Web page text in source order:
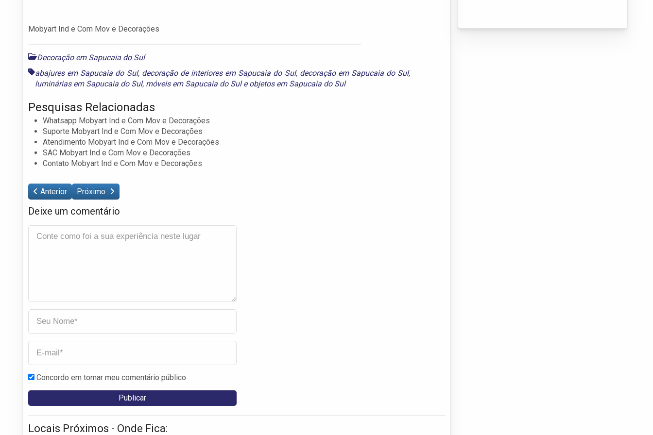
Mobyart Ind e Com Mov e Decorações
Decoração em Sapucaia do Sul
abajures em Sapucaia do Sul, decoração de interiores em Sapucaia do Sul, decoração em Sapucaia do Sul,
luminárias em Sapucaia do Sul, móveis em Sapucaia do Suleobjetos em Sapucaia do Sul
Pesquisas Relacionadas
Whatsapp Mobyart Ind e Com Mov e Decorações
Suporte Mobyart Ind e Com Mov e Decorações
Atendimento Mobyart Ind e Com Mov e Decorações
SAC Mobyart Ind e Com Mov e Decorações
Contato Mobyart Ind e Com Mov e Decorações
Anterior Próximo
Deixe um comentário
Concordo em tornar meu comentário público
Locais Próximos - Onde Fica: